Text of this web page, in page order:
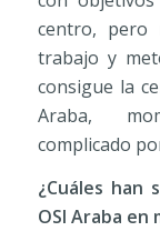
centro, pero
trabajo y
consigue la
Araba,
complicado
¿Cuáles han
OSI Araba